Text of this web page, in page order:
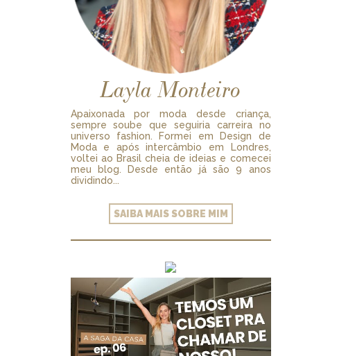
Layla Monteiro
Apaixonada por moda desde criança,
sempre soube que seguiria carreira no
universo fashion. Formei em Design de
Moda e após intercâmbio em Londres,
voltei ao Brasil cheia de ideias e comecei
meu blog. Desde então já são 9 anos
dividindo...
SAIBA MAIS SOBRE MIM